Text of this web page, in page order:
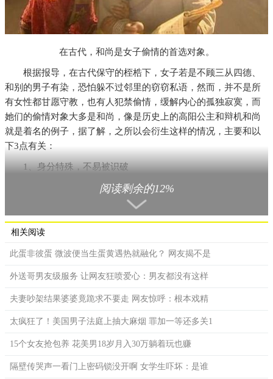
在古代，和尚是女子偷情的首选对象。
根据报导，在古代保守的桎梏下，女子若是不顾三从四德、
和别的男子有染，恐怕躲不过邻里的窃窃私语，然而，并不是所
有女性都甘愿守教，也有人犯禁偷情，缓解内心的孤独寂寞，而
她们的偷情对象大多是和尚，像是历史上的高阳公主和辩机和尚
就是着名的例子，据了解，之所以会衍生这样的情况，主要和以
下3点有关：
1、身分特殊，不易被识破
古代男女之防严格，但若是到庙里烧香祈福则是可以被允许
的互动，加上和尚身分受到一般大众敬重，很少会将他们与情欲
联想挂勾，这些不易被盯上的条件，让和尚成为女子偷情的首选
对象。
2、精力充沛旺盛
一般男人为了家计，白天需要外出工作打拼，晚上回到家早
白天大多在阅读经文、念佛、洒扫环境等，生活节奏规律，和在
外忙得团团转的俗世男子相较，相对留有较多的精力，对于男女
虽说和尚是修行之人，但毕竟是活生生的肉体，加上正处于
阅读剩余的12%
相关阅读
此蛋非彼蛋 微波便当生蛋黄遇热就融化？ 网友揭不是
外送哥男友级服务 让网友狂喷爱心：男友都没有这样
夫妻吵架结果婆婆竟跪求不要走 网友惊呼：根本戏精
太疯狂了！美国男子法庭上抽大麻烟 罪加一等还多关1
15个女友抢包养 花美男18岁月入30万躺着玩也赚
隔壁传哭声一看门上密码锁没开啊 女学生吓坏：是谁